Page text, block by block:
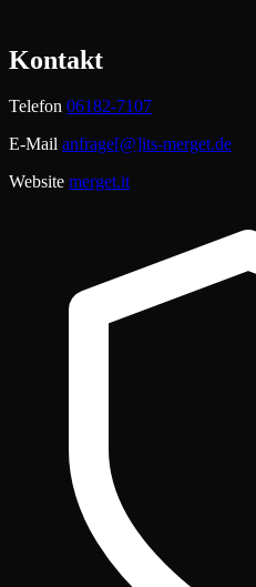
Kontakt
Telefon 06182-7107
E-Mail anfrage[@]its-merget.de
Website merget.it